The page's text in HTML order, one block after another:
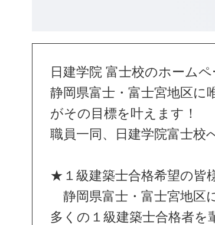
日建学院 富士校のホーム
静岡県富士・富士宮地区に
がその目標を叶えます！
職員一同、日建学院富士校
★１級建築士合格希望の皆
静岡県富士・富士宮地区
多くの１級建築士合格者